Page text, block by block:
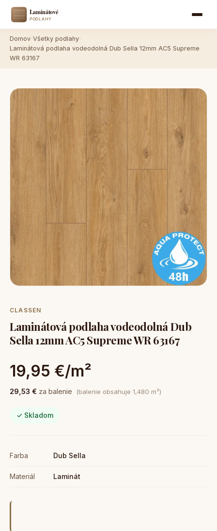
Domov Všetky podlahy
Laminátová podlaha vodeodolná Dub Sella 12mm AC5 Supreme
WR 63167
CLASSEN
Laminátová podlaha vodeodolná Dub
Sella 12mm AC5 Supreme WR 63167
19,95 €/m²
29,53 € za balenie (balenie obsahuje 1,480 m²)
✓ Skladom
Farba Dub Sella
Materiál Laminát